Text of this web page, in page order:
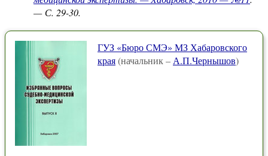
— С. 29-30.
ГУЗ «Бюро СМЭ» МЗ Хабаровского
края(начальник – А.П.Чернышов)